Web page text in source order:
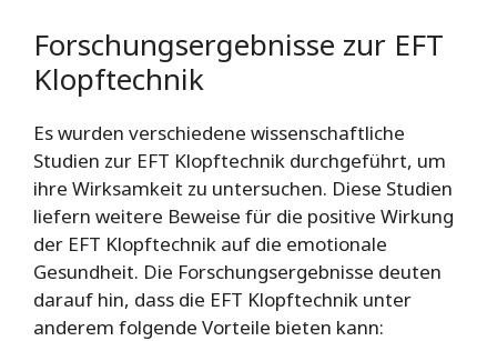
Forschungsergebnisse zur EFT
Klopftechnik
Es wurden verschiedene wissenschaftliche
Studien zur EFT Klopftechnik durchgeführt, um
ihre Wirksamkeit zu untersuchen. Diese Studien
liefern weitere Beweise für die positive Wirkung
der EFT Klopftechnik auf die emotionale
Gesundheit. Die Forschungsergebnisse deuten
darauf hin, dass die EFT Klopftechnik unter
anderem folgende Vorteile bieten kann: